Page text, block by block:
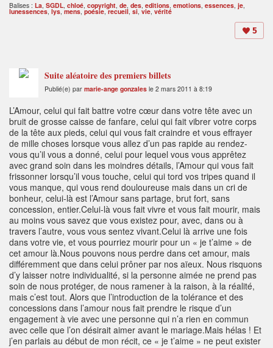
Balises : La, SGDL, chloé, copyright, de, des, editions, emotions, essences, je,
lunessences, lys, mens, poésie,recueil, si, vie, vérité
5
Suite aléatoire des premiers billets
Publié(e) par marie-ange gonzales le 2 mars 2011 à 8:19
L’Amour, celui qui fait battre votre cœur dans votre tête avec un
bruit de grosse caisse de fanfare, celui qui fait vibrer votre corps
de la tête aux pieds, celui qui vous fait craindre et vous effrayer
de mille choses lorsque vous allez d’un pas rapide au rendez-
vous qu’il vous a donné, celui pour lequel vous vous apprêtez
avec grand soin dans les moindres détails, l’Amour qui vous fait
frissonner lorsqu’il vous touche, celui qui tord vos tripes quand il
vous manque, qui vous rend douloureuse mais dans un cri de
bonheur, celui-là est l’Amour sans partage, brut fort, sans
concession, entier.Celui-là vous fait vivre et vous fait mourir, mais
au moins vous savez que vous existez pour, avec, dans ou à
travers l’autre, vous vous sentez vivant.Celui là arrive une fois
dans votre vie, et vous pourriez mourir pour un « je t’aime » de
cet amour là.Nous pouvons nous perdre dans cet amour, mais
différemment que dans celui prôner par nos aïeux. Nous risquons
d’y laisser notre individualité, si la personne aimée ne prend pas
soin de nous protéger, de nous ramener à la raison, à la réalité,
mais c’est tout. Alors que l’introduction de la tolérance et des
concessions dans l’amour nous fait prendre le risque d’un
engagement à vie avec une personne qui n’a rien en commun
avec celle que l’on désirait aimer avant le mariage.Mais hélas ! Et
j’en parlais au début de mon récit, ce « je t’aime » ne peut exister